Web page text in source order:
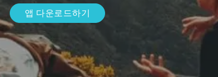
앱 다운로드하기